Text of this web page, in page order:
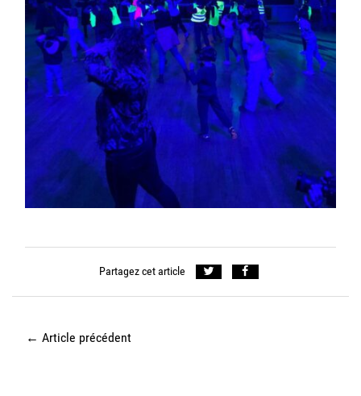
Partagez cet article
← Article précédent